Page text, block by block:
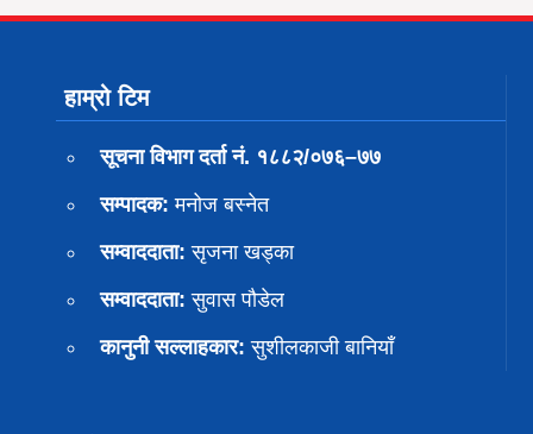
हाम्रो टिम
सूचना विभाग दर्ता नं. १८८२/०७६–७७
सम्पादक: मनोज बस्नेत
सम्वाददाता: सृजना खड्का
सम्वाददाता: सुवास पाैडेल
कानुनी सल्लाहकार: सुशीलकाजी बानियाँ